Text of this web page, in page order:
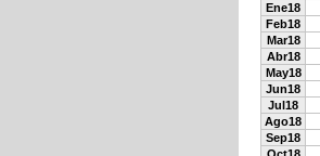
Ene18
Feb18
Mar18
Abr18
May18
Jun18
Jul18
Ago18
Sep18